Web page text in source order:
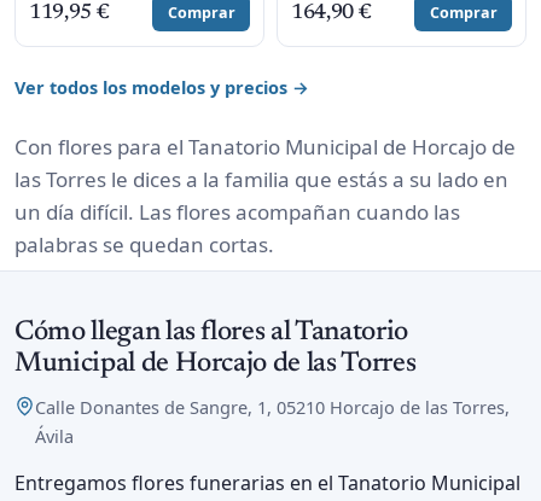
119,95 € Comprar 164,90 € Comprar
Ver todos los modelos y precios →
Con flores para el Tanatorio Municipal de Horcajo de
las Torres le dices a la familia que estás a su lado en
un día difícil. Las flores acompañan cuando las
palabras se quedan cortas.
Cómo llegan las flores al Tanatorio
Municipal de Horcajo de las Torres
Calle Donantes de Sangre, 1, 05210 Horcajo de las Torres,
Ávila
Entregamos flores funerarias en el Tanatorio Municipal